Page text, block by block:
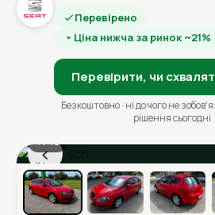
Перевірено
Ціна нижча за ринок ~21%
Перевірити, чи
Безкоштовно · ні до чого не
рішення сьогодні
‹
1 / 13
Ціна в місяць